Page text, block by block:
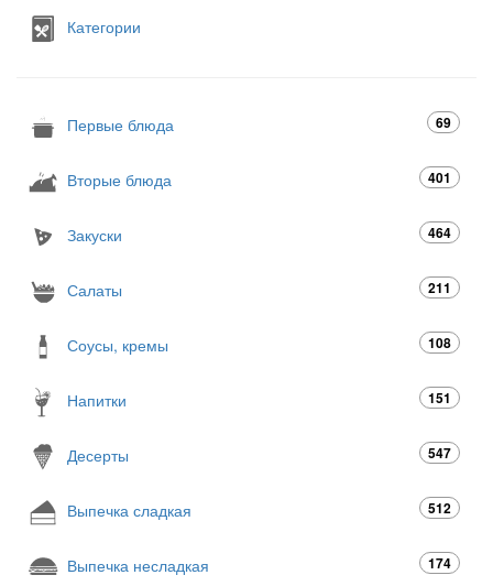
Категории
Первые блюда 69
Вторые блюда 401
Закуски 464
Салаты 211
Соусы, кремы 108
Напитки 151
Десерты 547
Выпечка сладкая 512
Выпечка несладкая 174